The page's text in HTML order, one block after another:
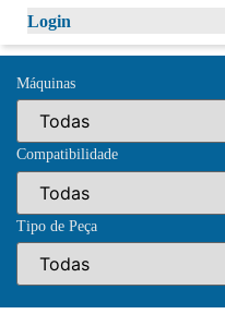
Login
Máquinas
Compatibilidade
Tipo de Peça